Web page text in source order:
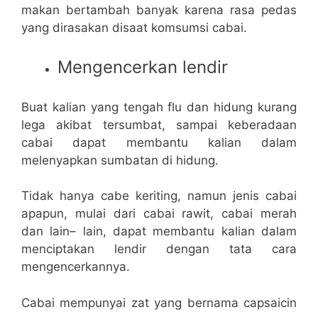
makan bertambah banyak karena rasa pedas
yang dirasakan disaat komsumsi cabai.
Mengencerkan lendir
Buat kalian yang tengah flu dan hidung kurang
lega akibat tersumbat, sampai keberadaan
cabai dapat membantu kalian dalam
melenyapkan sumbatan di hidung.
Tidak hanya cabe keriting, namun jenis cabai
apapun, mulai dari cabai rawit, cabai merah
dan lain– lain, dapat membantu kalian dalam
menciptakan lendir dengan tata cara
mengencerkannya.
Cabai mempunyai zat yang bernama capsaicin